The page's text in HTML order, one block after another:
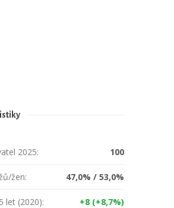
2025: 100
žen: 47,0% / 53,0%
let (2020): +8 (+8,7%)